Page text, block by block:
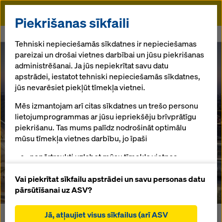
Doka
Rail Baltica kopā ar Doka
Rail Baltica
kopā ar Doka
23.05.2024 |Latvia
Rail Baltica ir nozīmīgs sasniegums Eiropas transporta
Piekrišanas sīkfaili
Tehniski nepieciešamās sīkdatnes ir nepieciešamas
pareizai un drošai vietnes darbībai un jūsu piekrišanas
administrēšanai. Ja jūs nepiekrītat savu datu
apstrādei, iestatot tehniski nepieciešamās sīkdatnes,
jūs nevarēsiet piekļūt tīmekļa vietnei.
Mēs izmantojam arī citas sīkdatnes un trešo personu
lietojumprogrammas ar jūsu iepriekšēju brīvprātīgu
piekrišanu. Tas mums palīdz nodrošināt optimālu
mūsu tīmekļa vietnes darbību, jo īpaši
nepārtraukti uzlabot mūsu tīmekļa vietnes
sīkdatnes),
atvieglot netraucētu iepirkšanās procesu,
un statistiskās sīkdatnes),
Vai piekrītat sīkfailu apstrādei un savu personas datu
pārsūtīšanai uz ASV?
Jā, atļaujiet visus sīkfailus (arī ASV